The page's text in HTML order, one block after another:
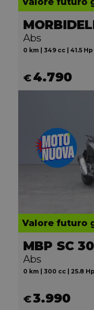
Valore futuro
Abs
0 km | 349 cc | 41.5
€4.790
Valore futuro
MBP SC
Abs
0 km | 300 cc | 25.8
€3.990